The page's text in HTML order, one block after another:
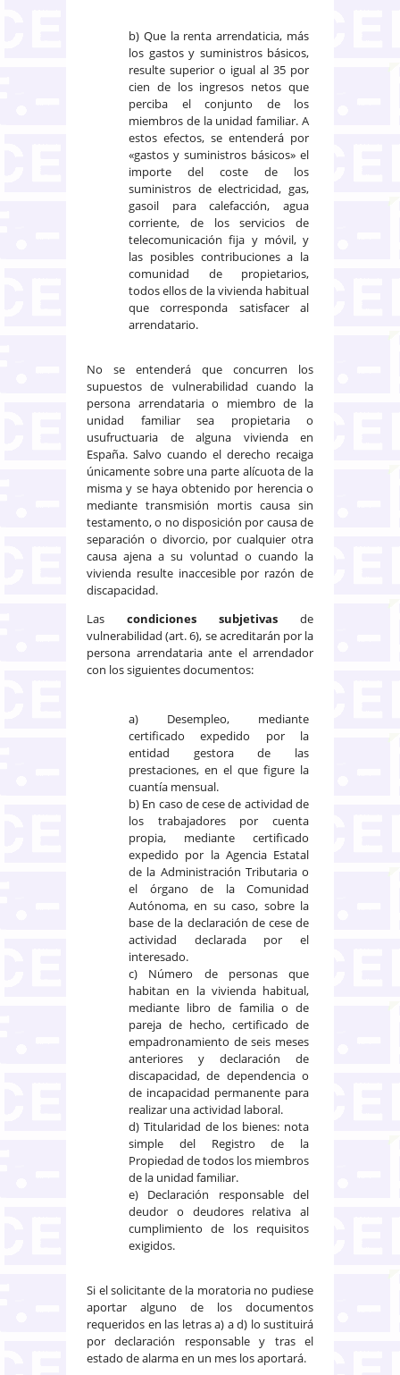
b) Que la renta arrendaticia, más
los gastos y suministros básicos,
resulte superior o igual al 35 por
cien de los ingresos netos que
perciba el conjunto de los
miembros de la unidad familiar. A
estos efectos, se entenderá por
«gastos y suministros básicos» el
importe del coste de los
suministros de electricidad, gas,
gasoil para calefacción, agua
corriente, de los servicios de
telecomunicación fija y móvil, y
las posibles contribuciones a la
comunidad de propietarios,
todos ellos de la vivienda habitual
que corresponda satisfacer al
arrendatario.
No se entenderá que concurren los
supuestos de vulnerabilidad cuando la
persona arrendataria o miembro de la
unidad familiar sea propietaria o
usufructuaria de alguna vivienda en
España. Salvo cuando el derecho recaiga
únicamente sobre una parte alícuota de la
misma y se haya obtenido por herencia o
mediante transmisión mortis causa sin
testamento, o no disposición por causa de
separación o divorcio, por cualquier otra
causa ajena a su voluntad o cuando la
vivienda resulte inaccesible por razón de
discapacidad.
Las condiciones subjetivas de
vulnerabilidad (art. 6), se acreditarán por la
persona arrendataria ante el arrendador
con los siguientes documentos:
a) Desempleo, mediante
certificado expedido por la
entidad gestora de las
prestaciones, en el que figure la
cuantía mensual.
b) En caso de cese de actividad de
los trabajadores por cuenta
propia, mediante certificado
expedido por la Agencia Estatal
de la Administración Tributaria o
el órgano de la Comunidad
Autónoma, en su caso, sobre la
base de la declaración de cese de
actividad declarada por el
interesado.
c) Número de personas que
habitan en la vivienda habitual,
mediante libro de familia o de
pareja de hecho, certificado de
empadronamiento de seis meses
anteriores y declaración de
discapacidad, de dependencia o
de incapacidad permanente para
realizar una actividad laboral.
d) Titularidad de los bienes: nota
simple del Registro de la
Propiedad de todos los miembros
de la unidad familiar.
e) Declaración responsable del
deudor o deudores relativa al
cumplimiento de los requisitos
exigidos.
Si el solicitante de la moratoria no pudiese
aportar alguno de los documentos
requeridos en las letras a) a d) lo sustituirá
por declaración responsable y tras el
estado de alarma en un mes los aportará.